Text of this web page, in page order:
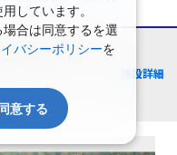
海道/小樽・キロロ
施設詳細
しています。
合は同意するを選
バシーポリシーを
意する